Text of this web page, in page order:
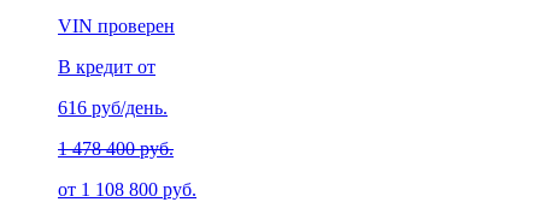
VIN проверен
В кредит от
616 руб/день.
1 478 400 руб.
от 1 108 800 руб.